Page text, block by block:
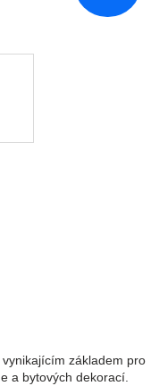
základem pro
a bytových dekorací.